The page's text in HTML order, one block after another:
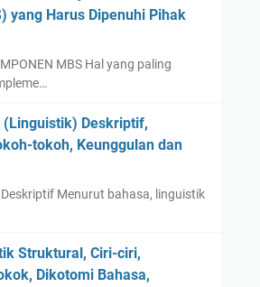
yang Harus Dipenuhi Pihak
MBS Hal yang paling
(Linguistik) Deskriptif,
tokoh, Keunggulan dan
Menurut bahasa, linguistik
Struktural, Ciri-ciri,
Dikotomi Bahasa,